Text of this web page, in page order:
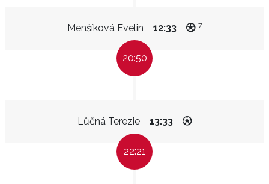
Menšíková Evelin 12:33 7
20:50
Lůčná Terezie 13:33
22:21